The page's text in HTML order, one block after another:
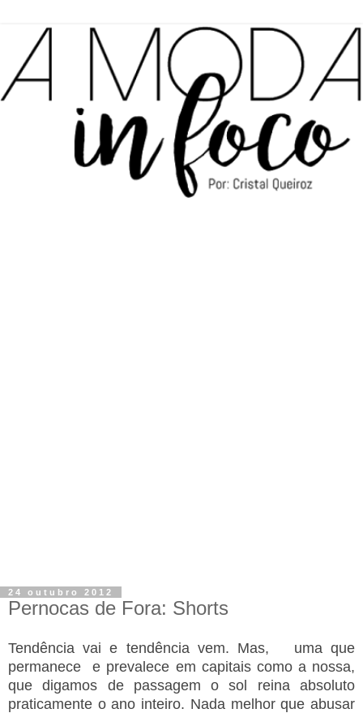
24 outubro 2012
Pernocas de Fora: Shorts
Tendência vai e tendência vem. Mas, uma que
permanece e prevalece em capitais como a nossa,
que digamos de passagem o sol reina absoluto
praticamente o ano inteiro. Nada melhor que abusar